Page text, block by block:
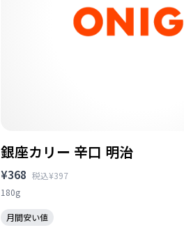
銀座カリー 辛口 明治
¥368 税込¥397
180g
月間安い値